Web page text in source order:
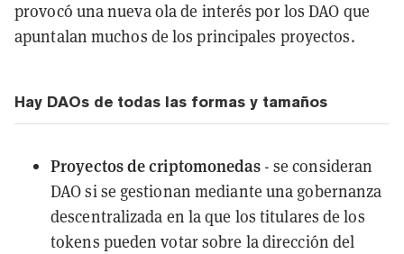
provocó una nueva ola de interés por los DAO que
apuntalan muchos de los principales proyectos.
Hay DAOs de todas las formas y tamaños
Proyectos de criptomonedas- se consideran
DAO si se gestionan mediante una gobernanza
descentralizada en la que los titulares de los
tokens pueden votar sobre la dirección del